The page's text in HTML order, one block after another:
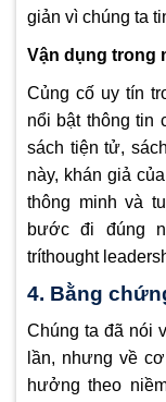
giản vì chúng ta
Vận dụng trong
Củng cố uy tín
nổi bật thông tin
sách tiện tử,
này, khán giả
thông minh và
bước đi đúng
tríthought
4. Bằng
Chúng ta đã nói
lần, nhưng về
hưởng theo